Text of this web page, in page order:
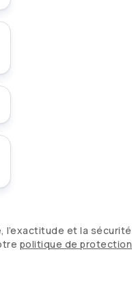
l’exactitude et la sécurité
politique de protection